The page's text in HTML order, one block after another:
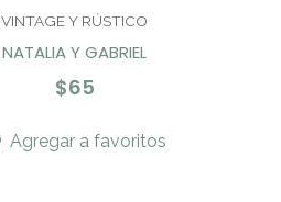
VINTAGE Y RÚSTICO
NATALIA Y GABRIEL
$65
Agregar a favoritos